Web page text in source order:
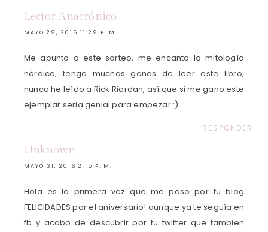
Lector Anacrónico
MAYO 29, 2016 11:29 P. M.
Me apunto a este sorteo, me encanta la mitología
nórdica, tengo muchas ganas de leer este libro,
nunca he leído a Rick Riordan, así que si me gano este
ejemplar seria genial para empezar :)
RESPONDER
Unknown
MAYO 31, 2016 2:15 P. M.
Hola es la primera vez que me paso por tu blog
FELICIDADES por el aniversario! aunque ya te seguía en
fb y acabo de descubrir por tu twitter que tambien